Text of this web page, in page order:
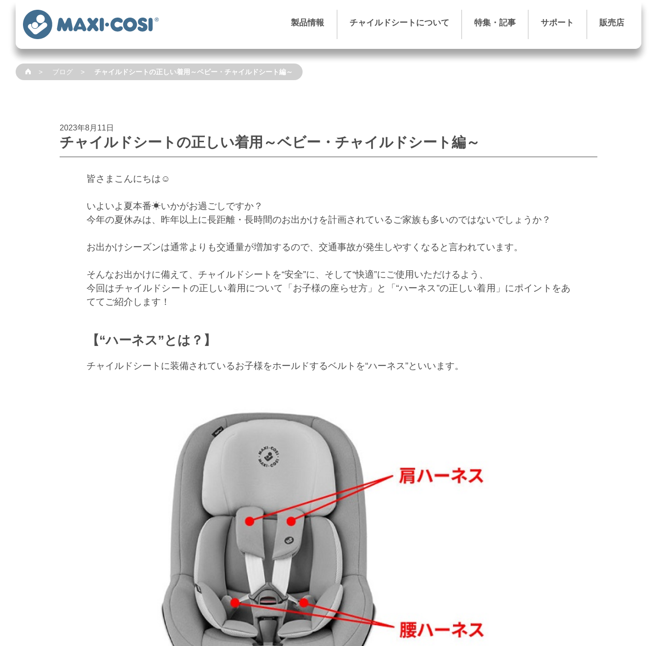
製品情報 チャイルドシートについて 特集・記事 サポート 販売店
ブログ チャイルドシートの正しい着用～ベビー・チャイルドシート編～
2023年8月11日
チャイルドシートの正しい着用～ベビー・チャイルドシート編～
皆さまこんにちは☺
いよいよ夏本番☀いかがお過ごしですか？
今年の夏休みは、昨年以上に長距離・長時間のお出かけを計画されているご家族も多いのではないでしょうか？
お出かけシーズンは通常よりも交通量が増加するので、交通事故が発生しやすくなると言われています。
そんなお出かけに備えて、チャイルドシートを“安全”に、そして“快適”にご使用いただけるよう、
今回はチャイルドシートの正しい着用について「お子様の座らせ方」と「“ハーネス”の正しい着用」にポイントをあ
ててご紹介します！
【“ハーネス”とは？】
チャイルドシートに装備されているお子様をホールドするベルトを“ハーネス”といいます。